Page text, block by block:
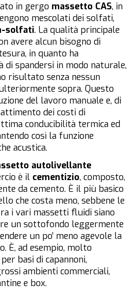
in gergo massetto CAS, in
mescolati dei solfati,
solfati. La qualità principale
avere alcun bisogno di
in quanto ha
di spandersi in modo naturale,
risultato senza nessun
sopra. Questo
del lavoro manuale e, di
dei costi di
conducibilità termica ed
così la funzione
acustica.
autolivellante
è il cementizio, composto,
da cemento. È il più basico
che costa meno, sebbene le
i vari massetti fluidi siano
un sottofondo leggermente
un po’ meno agevole la
È, ad esempio, molto
basi di capannoni,
ambienti commerciali,
e box.